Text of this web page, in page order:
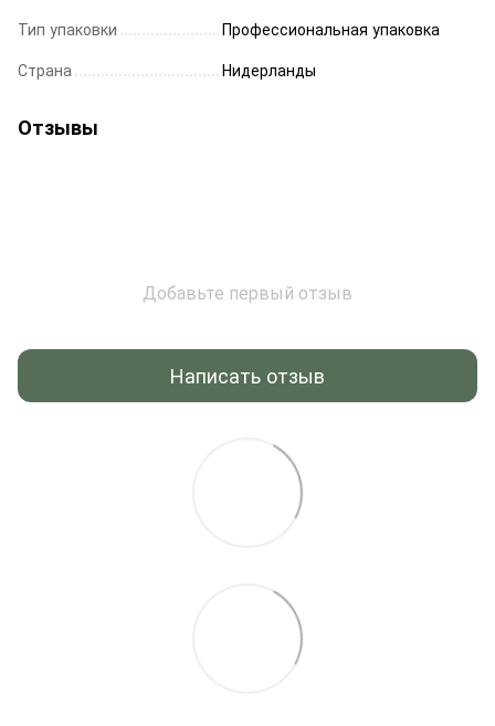
Тип упаковки
Профессиональная упаковка
Страна
Нидерланды
Отзывы
Добавьте первый отзыв
Написать отзыв